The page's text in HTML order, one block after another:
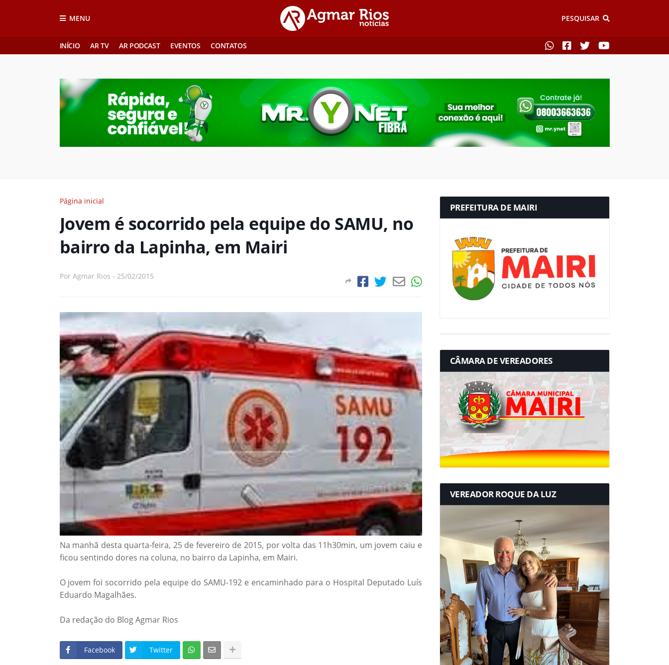
MENU PESQUISAR
INÍCIO AR TV AR PODCAST EVENTOS CONTATOS
Página inicial
Jovem é socorrido pela equipe do SAMU, no
bairro da Lapinha, em Mairi
Por Agmar Rios - 25/02/2015
Na manhã desta quarta-feira, 25 de fevereiro de 2015, por volta das 11h30min, um jovem caiu e
ficou sentindo dores na coluna, no bairro da Lapinha, em Mairi.
O jovem foi socorrido pela equipe do SAMU-192 e encaminhado para o Hospital Deputado Luís
Eduardo Magalhães.
Da redação do Blog Agmar Rios
Facebook Twitter
PREFEITURA DE MAIRI
CÂMARA DE VEREADORES
VEREADOR ROQUE DA LUZ